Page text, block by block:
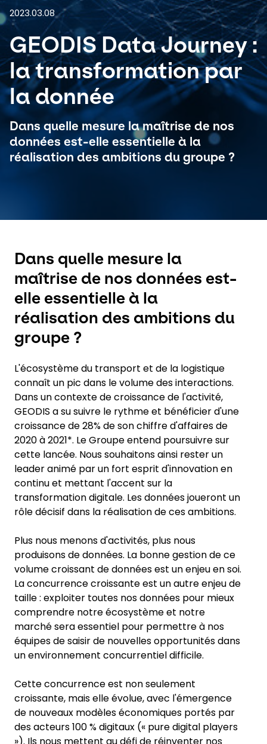
Sélectionnez votre pays et langue
Belgium​ - FR
2023.03.08
GEODIS Data Journey :
la transformation par
la donnée
Dans quelle mesure la maîtrise de nos
données est-elle essentielle à la
réalisation des ambitions du groupe ?
Dans quelle mesure la
maîtrise de nos données est-
elle essentielle à la
réalisation des ambitions du
groupe ?
L'écosystème du transport et de la logistique
connaît un pic dans le volume des interactions.
Dans un contexte de croissance de l'activité,
GEODIS a su suivre le rythme et bénéficier d'une
croissance de 28% de son chiffre d'affaires de
2020 à 2021*. Le Groupe entend poursuivre sur
cette lancée. Nous souhaitons ainsi rester un
leader animé par un fort esprit d'innovation en
continu et mettant l'accent sur la
transformation digitale. Les données joueront un
rôle décisif dans la réalisation de ces ambitions.
Plus nous menons d'activités, plus nous
produisons de données. La bonne gestion de ce
volume croissant de données est un enjeu en soi.
La concurrence croissante est un autre enjeu de
taille : exploiter toutes nos données pour mieux
comprendre notre écosystème et notre
marché sera essentiel pour permettre à nos
équipes de saisir de nouvelles opportunités dans
un environnement concurrentiel difficile.
Cette concurrence est non seulement
croissante, mais elle évolue, avec l'émergence
de nouveaux modèles économiques portés par
des acteurs 100 % digitaux (« pure digital players